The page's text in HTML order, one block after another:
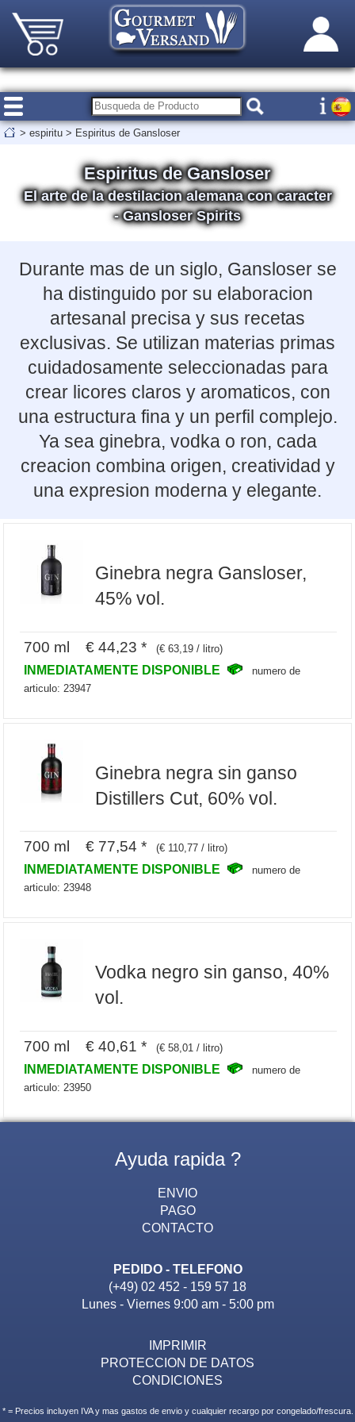
> espiritu > Espiritus de Gansloser
Espiritus de Gansloser
El arte de la destilacion alemana con caracter
- Gansloser Spirits
Durante mas de un siglo, Gansloser se
ha distinguido por su elaboracion
artesanal precisa y sus recetas
exclusivas. Se utilizan materias primas
cuidadosamente seleccionadas para
crear licores claros y aromaticos, con
una estructura fina y un perfil complejo.
Ya sea ginebra, vodka o ron, cada
creacion combina origen, creatividad y
una expresion moderna y elegante.
Ginebra negra Gansloser,
45% vol.
700 ml € 44,23 * (€ 63,19 / litro)
INMEDIATAMENTE DISPONIBLE
numero de
articulo: 23947
Ginebra negra sin ganso
Distillers Cut, 60% vol.
700 ml € 77,54 * (€ 110,77 / litro)
INMEDIATAMENTE DISPONIBLE
numero de
articulo: 23948
Vodka negro sin ganso, 40%
vol.
700 ml € 40,61 * (€ 58,01 / litro)
INMEDIATAMENTE DISPONIBLE
numero de
articulo: 23950
Ayuda rapida ?
ENVIO
PAGO
CONTACTO
PEDIDO - TELEFONO
(+49) 02 452 - 159 57 18
Lunes - Viernes 9:00 am - 5:00 pm
IMPRIMIR
PROTECCION DE DATOS
CONDICIONES
* = Precios incluyen IVA y mas gastos de envio y cualquier recargo por congelado/frescura.